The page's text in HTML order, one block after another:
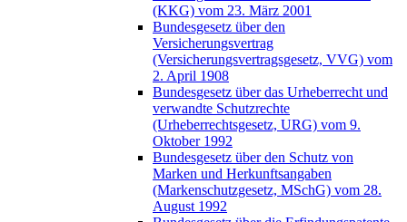
(KKG) vom 23. März 2001
Bundesgesetz über den
Versicherungsvertrag
(Versicherungsvertragsgesetz, VVG) vom
2. April 1908
Bundesgesetz über das Urheberrecht und
verwandte Schutzrechte
(Urheberrechtsgesetz, URG) vom 9.
Oktober 1992
Bundesgesetz über den Schutz von
Marken und Herkunftsangaben
(Markenschutzgesetz, MSchG) vom 28.
August 1992